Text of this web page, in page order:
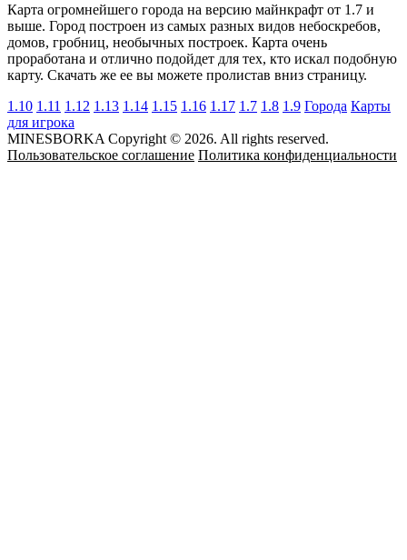
Карта огромнейшего города на версию майнкрафт от 1.7 и
выше. Город построен из самых разных видов небоскребов,
домов, гробниц, необычных построек. Карта очень
проработана и отлично подойдет для тех, кто искал подобную
карту. Скачать же ее вы можете пролистав вниз страницу.
1.10 1.11 1.12 1.13 1.14 1.15 1.16 1.17 1.7 1.8 1.9 Города Карты
для игрока
MINESBORKA Copyright © 2026. All rights reserved.
Пользовательское соглашение Политика конфиденциальности